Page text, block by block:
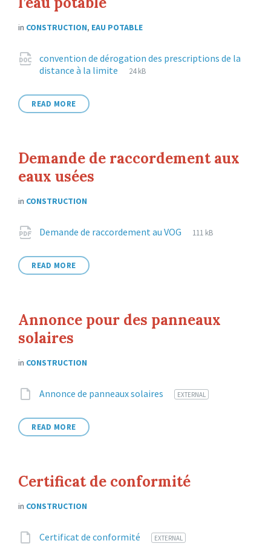
in CONSTRUCTION, EAU POTABLE
Attachments
convention de dérogation des prescriptions de la
distance à la limite
File
docx
File
24 kB
READ MORE
Demande de raccordement aux
eaux usées
in CONSTRUCTION
Attachments
Demande de raccordement au VOG
File
pdf
File
111 kB
READ MORE
Annonce pour des panneaux
solaires
in CONSTRUCTION
Attachments
Annonce de panneaux solaires
File
EXTERNAL
READ MORE
Certificat de conformité
in CONSTRUCTION
Attachments
Certificat de conformité
File
EXTERNAL